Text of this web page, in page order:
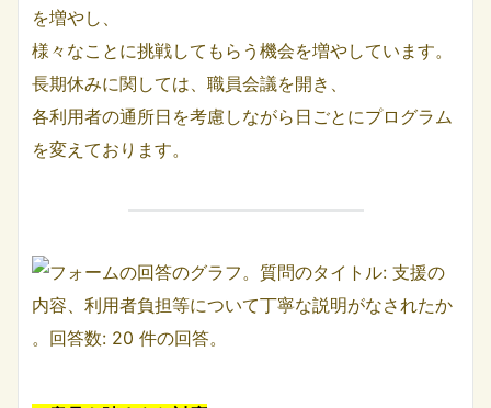
を増やし、
様々なことに挑戦してもらう機会を増やしています。
長期休みに関しては、職員会議を開き、
各利用者の通所日を考慮しながら日ごとにプログラム
を変えております。